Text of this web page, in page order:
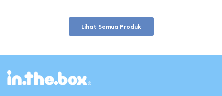
Lihat Semua Produk